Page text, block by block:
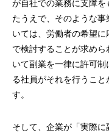
が自社での業務に支障
たうえで、そのような
いては、労働者の希望
で検討することが求め
いて副業を一律に許可
る社員がそれを行うこ
す。
そして、企業が「実際